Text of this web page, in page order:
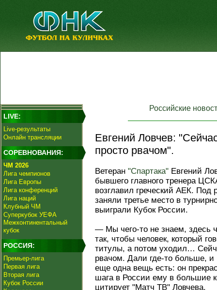
LIVE:
Live-результаты
Онлайн трансляции
СОРЕВНОВАНИЯ:
ЧМ 2026
Лига чемпионов
Лига Европы
Лига конференций
Лига наций
Клубный ЧМ
Суперкубок УЕФА
Межконтинентальный
кубок
РОССИЯ:
Премьер-лига
Первая лига
Вторая лига
Кубок России
Российские
Евгений Ловчев:
просто рвачом".
Ветеран "Спартака" Евгений
бывшего главного тренера
возглавил греческий АЕК.
заняли третье место в
выиграли Кубок России.
— Мы чего‑то не знаем, здесь
так, чтобы человек, который
титулы, а потом уходил…
рвачом. Дали где‑то больше,
еще одна вещь есть: он
шага в России ему в большие
цитирует "Матч ТВ" Ловчева.